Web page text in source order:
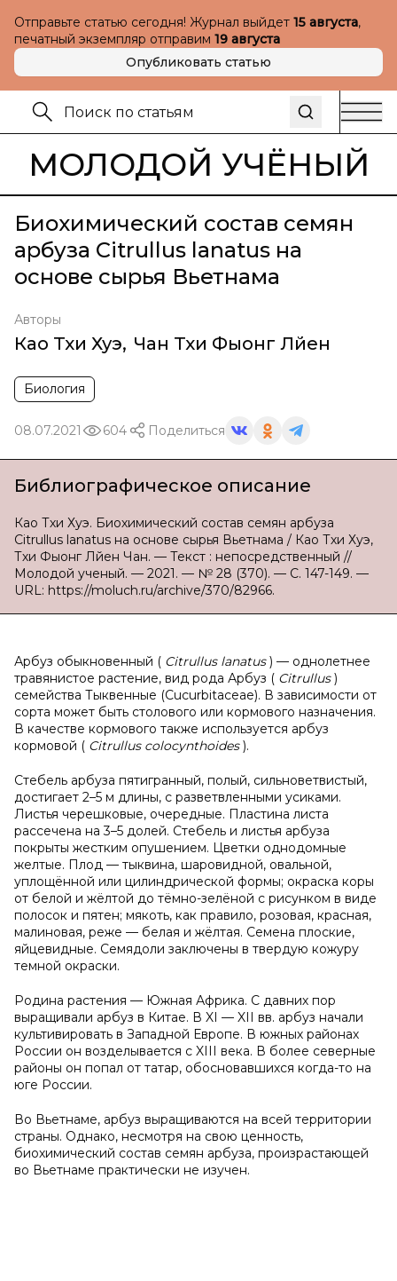
Отправьте статью сегодня! Журнал выйдет 15 августа,
печатный экземпляр отправим 19 августа
Опубликовать статью
МОЛОДОЙ УЧЁНЫЙ
Биохимический состав семян
арбуза Citrullus lanatus на
основе сырья Вьетнама
Авторы
Као Тхи Хуэ, Чан Тхи Фыонг Лйен
Биология
08.07.2021 604 Поделиться
Библиографическое описание
Као Тхи Хуэ. Биохимический состав семян арбуза
Citrullus lanatus на основе сырья Вьетнама / Као Тхи Хуэ,
Тхи Фыонг Лйен Чан. — Текст : непосредственный //
Молодой ученый. — 2021. — № 28 (370). — С. 147-149. —
URL: https://moluch.ru/archive/370/82966.
Арбуз обыкновенный ( Citrullus lanatus) — однолетнее
травянистое растение, вид рода Арбуз ( Citrullus)
семейства Тыквенные (Cucurbitaceae). В зависимости от
сорта может быть столового или кормового назначения.
В качестве кормового также используется арбуз
кормовой ( Citrullus colocynthoides).
Стебель арбуза пятигранный, полый, сильноветвистый,
достигает 2–5 м длины, с разветвленными усиками.
Листья черешковые, очередные. Пластина листа
рассечена на 3–5 долей. Стебель и листья арбуза
покрыты жестким опушением. Цветки однодомные
желтые. Плод — тыквина, шаровидной, овальной,
уплощённой или цилиндрической формы; окраска коры
от белой и жёлтой до тёмно-зелёной с рисунком в виде
полосок и пятен; мякоть, как правило, розовая, красная,
малиновая, реже — белая и жёлтая. Семена плоские,
яйцевидные. Семядоли заключены в твердую кожуру
темной окраски.
Родина растения — Южная Африка. С давних пор
выращивали арбуз в Китае. В XI — XII вв. арбуз начали
культивировать в Западной Европе. В южных районах
России он возделывается с XIII века. В более северные
районы он попал от татар, обосновавшихся когда-то на
юге России.
Во Вьетнаме, арбуз выращиваются на всей территории
страны. Однако, несмотря на свою ценность,
биохимический состав семян арбуза, произрастающей
во Вьетнаме практически не изучен.